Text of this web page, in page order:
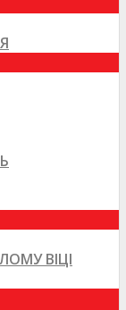
ВІЦІ